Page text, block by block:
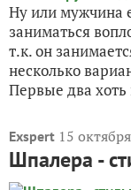
Ну или мужчина
заниматься
т.к. он
несколько
Первые два
Exspert 15
Шпалера -